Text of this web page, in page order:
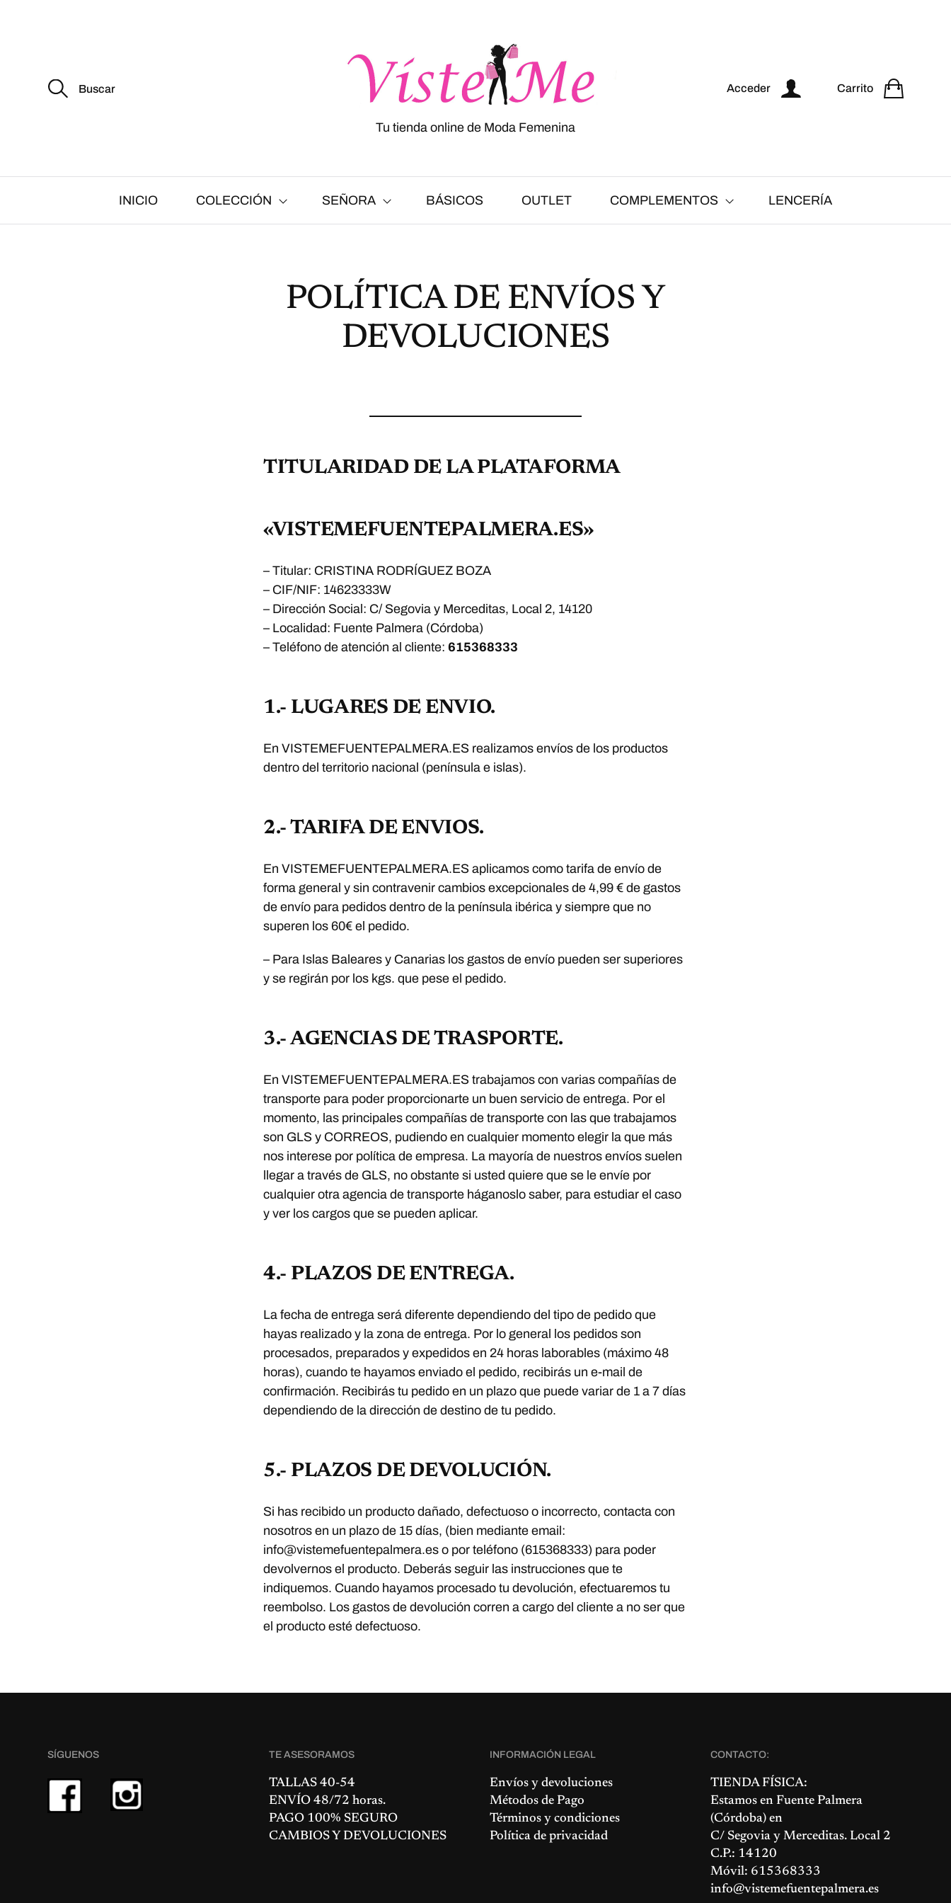
B
u
Tu tienda online de Moda Femenina
Acceder Carrito
INICIO COLECCIÓN SEÑORA BÁSICOS OUTLET COMPLEMENTOS LENCERÍA
POLÍTICA DE ENVÍOS Y
DEVOLUCIONES
TITULARIDAD DE LA PLATAFORMA
«VISTEMEFUENTEPALMERA.ES»
– Titular: CRISTINA RODRÍGUEZ BOZA
– CIF/NIF: 14623333W
– Dirección Social: C/ Segovia y Merceditas, Local 2, 14120
– Localidad: Fuente Palmera (Córdoba)
– Teléfono de atención al cliente: 615368333
1.- LUGARES DE ENVIO.
En VISTEMEFUENTEPALMERA.ES realizamos envíos de los productos
dentro del territorio nacional (península e islas).
2.- TARIFA DE ENVIOS.
En VISTEMEFUENTEPALMERA.ES aplicamos como tarifa de envío de
forma general y sin contravenir cambios excepcionales de 4,99 € de gastos
de envío para pedidos dentro de la península ibérica y siempre que no
superen los 60€ el pedido.
– Para Islas Baleares y Canarias los gastos de envío pueden ser superiores
y se regirán por los kgs. que pese el pedido.
3.- AGENCIAS DE TRASPORTE.
En VISTEMEFUENTEPALMERA.ES trabajamos con varias compañías de
transporte para poder proporcionarte un buen servicio de entrega. Por el
momento, las principales compañías de transporte con las que trabajamos
son GLS y CORREOS, pudiendo en cualquier momento elegir la que más
nos interese por política de empresa. La mayoría de nuestros envíos suelen
llegar a través de GLS, no obstante si usted quiere que se le envíe por
cualquier otra agencia de transporte háganoslo saber, para estudiar el caso
y ver los cargos que se pueden aplicar.
4.- PLAZOS DE ENTREGA.
La fecha de entrega será diferente dependiendo del tipo de pedido que
hayas realizado y la zona de entrega. Por lo general los pedidos son
procesados, preparados y expedidos en 24 horas laborables (máximo 48
horas), cuando te hayamos enviado el pedido, recibirás un e-mail de
confirmación. Recibirás tu pedido en un plazo que puede variar de 1 a 7 días
dependiendo de la dirección de destino de tu pedido.
5.- PLAZOS DE DEVOLUCIÓN.
Si has recibido un producto dañado, defectuoso o incorrecto, contacta con
nosotros en un plazo de 15 días, (bien mediante email:
info@vistemefuentepalmera.es o por teléfono (615368333) para poder
devolvernos el producto. Deberás seguir las instrucciones que te
indiquemos. Cuando hayamos procesado tu devolución, efectuaremos tu
reembolso. Los gastos de devolución corren a cargo del cliente a no ser que
el producto esté defectuoso.
SÍGUENOS TE ASESORAMOS
TALLAS 40-54
ENVÍO 48/72 horas.
PAGO 100% SEGURO
CAMBIOS Y DEVOLUCIONES
INFORMACIÓN LEGAL
Envíos y devoluciones
Métodos de Pago
Términos y condiciones
Política de privacidad
CONTACTO:
TIENDA FÍSICA:
Estamos en Fuente Palmera
(Córdoba) en
C/ Segovia y Merceditas. Local 2
C.P.: 14120
Móvil: 615368333
info@vistemefuentepalmera.es